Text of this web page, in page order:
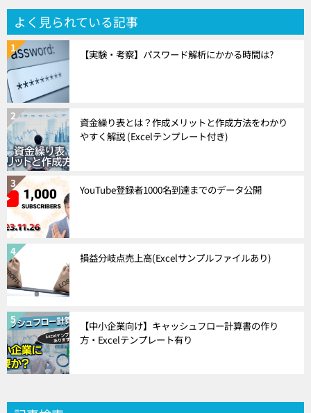
よく見られている記事
【実験・考察】パスワード解析にかかる時間は?
資金繰り表とは？作成メリットと作成方法をわかり
やすく解説 (Excelテンプレート付き)
YouTube登録者1000名到達までのデータ公開
損益分岐点売上高(Excelサンプルファイルあり)
【中小企業向け】キャッシュフロー計算書の作り
方・Excelテンプレート有り